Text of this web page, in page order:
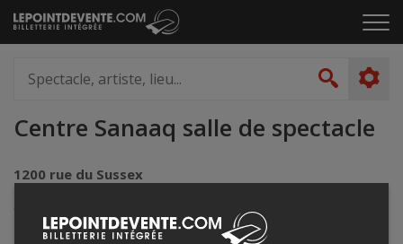
Passer
au
le
artiste,
lieu...
Centre Sanaaq salle de spectacle
1200 rue du Sussex